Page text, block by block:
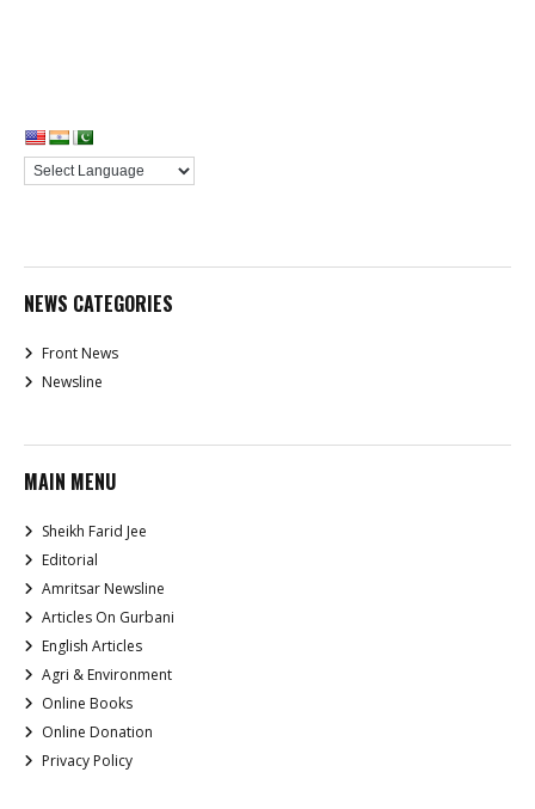
NEWS CATEGORIES
Front News
Newsline
MAIN MENU
Sheikh Farid Jee
Editorial
Amritsar Newsline
Articles On Gurbani
English Articles
Agri & Environment
Online Books
Online Donation
Privacy Policy